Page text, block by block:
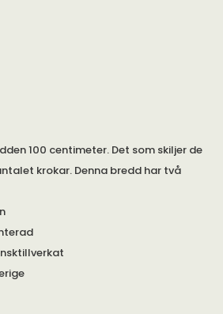
av stål. De finns tillgängliga i vit eller
tillverkade av stål. Du kan välja
utförande.
bredder: 40, 50, 60, 70, 80, 90,
Bolin.
100 centimeter. Det som skiljer de
krokar. Denna bredd har två